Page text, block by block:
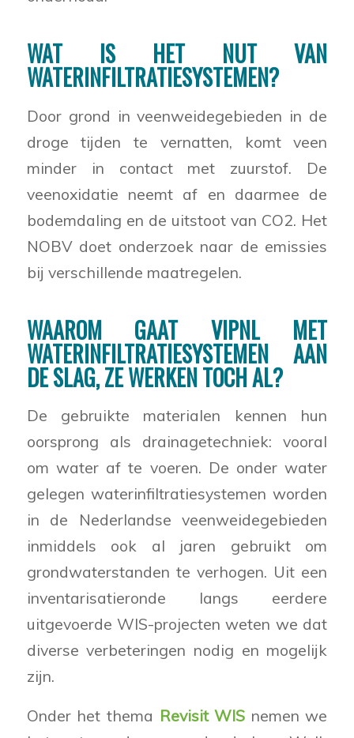
WAT IS HET NUT VAN
WATERINFILTRATIESYSTEMEN?
Door grond in veenweidegebieden in de
droge tijden te vernatten, komt veen
minder in contact met zuurstof. De
veenoxidatie neemt af en daarmee de
bodemdaling en de uitstoot van CO2. Het
NOBV doet onderzoek naar de emissies
bij verschillende maatregelen.
WAAROM GAAT VIPNL MET
WATERINFILTRATIESYSTEMEN AAN
DE SLAG, ZE WERKEN TOCH AL?
De gebruikte materialen kennen hun
oorsprong als drainagetechniek: vooral
om water af te voeren. De onder water
gelegen waterinfiltratiesystemen worden
in de Nederlandse veenweidegebieden
inmiddels ook al jaren gebruikt om
grondwaterstanden te verhogen. Uit een
inventarisatieronde langs eerdere
uitgevoerde WIS-projecten weten we dat
diverse verbeteringen nodig en mogelijk
zijn.
Onder het thema Revisit WIS nemen we